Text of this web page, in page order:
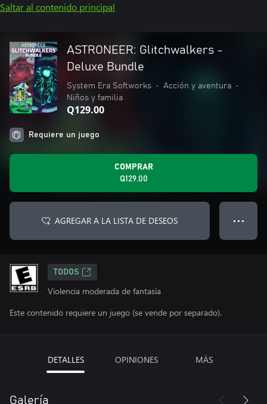
Saltar al contenido principal
ASTRONEER: Glitchwalkers -
Deluxe Bundle
System Era Softworks • Acción y aventura
•
Niños y familia
Q129.00
Requiere un juego
COMPRAR
Q129.00
AGREGAR A LA LISTA DE DESEOS ● ● ●
TODOS
Violencia moderada de fantasía
Este contenido requiere un juego (se vende por separado).
DETALLES OPINIONES MÁS
Galería